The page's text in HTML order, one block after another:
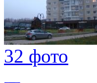
32 фото